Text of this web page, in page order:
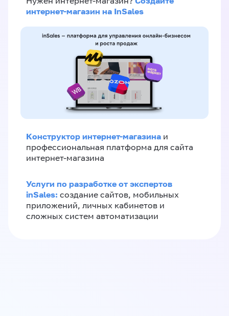
интернет-магазин на InSales
Конструктор интернет-магазина и
профессиональная платформа для сайта
интернет-магазина
Услуги по разработке от экспертов
inSales: создание сайтов, мобильных
приложений, личных кабинетов и
сложных систем автоматизации